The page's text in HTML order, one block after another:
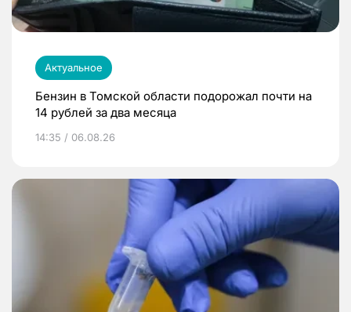
Актуальное
Бензин в Томской области подорожал почти на
14 рублей за два месяца
14:35 / 06.08.26